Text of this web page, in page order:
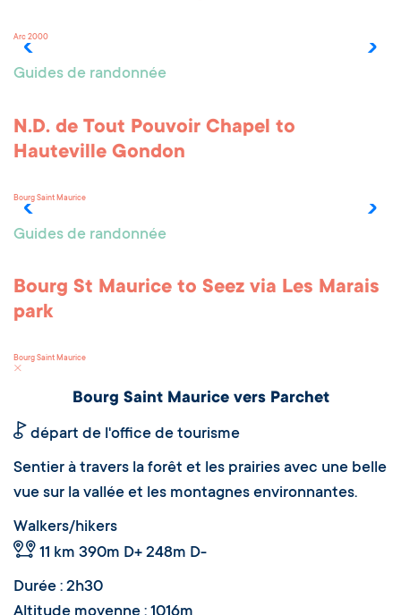
Arc 2000
Guides de randonnée
N.D. de Tout Pouvoir Chapel to
Hauteville Gondon
Bourg Saint Maurice
Guides de randonnée
Bourg St Maurice to Seez via Les Marais
park
Bourg Saint Maurice
Bourg Saint Maurice vers Parchet
départ de l'office de tourisme
Sentier à travers la forêt et les prairies avec une belle
vue sur la vallée et les montagnes environnantes.
Walkers/hikers
11 km 390m D+ 248m D-
Durée : 2h30